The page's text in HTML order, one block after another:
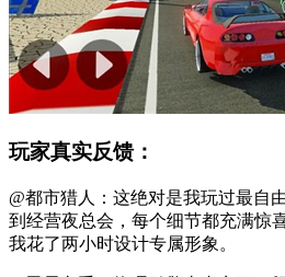
玩家真实反馈：
@都市猎人：这绝对是我玩过最自
到经营夜总会，每个细节都充满惊
我花了两小时设计专属形象。